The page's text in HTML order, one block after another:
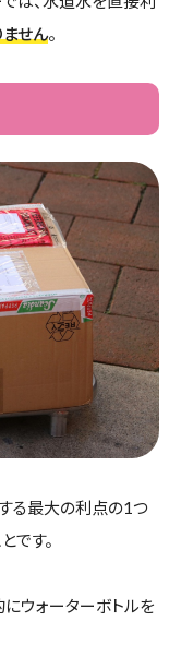
せん。
る最大の利点の1つ
です。
ウォーターボトルを